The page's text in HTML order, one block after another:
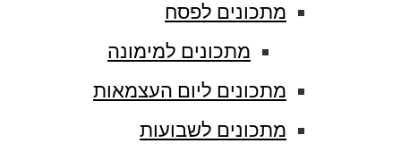
מתכונים לפסח
מתכונים למימונה
מתכונים ליום העצמאות
מתכונים לשבועות